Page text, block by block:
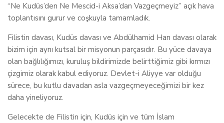
“Ne Kudüs’den Ne Mescid-i Aksa’dan Vazgeçmeyiz” açık hava
toplantısını gurur ve coşkuyla tamamladık.
Filistin davası, Kudüs davası ve Abdülhamid Han davası olarak
bizim için aynı kutsal bir misyonun parçasıdır. Bu yüce davaya
olan bağlılığımızı, kuruluş bildirimizde belirttiğimiz gibi kırmızı
çizgimiz olarak kabul ediyoruz. Devlet-i Aliyye var olduğu
sürece, bu kutlu davadan asla vazgeçmeyeceğimizi bir kez
daha yineliyoruz.
Gelecekte de Filistin için, Kudüs için ve tüm İslam